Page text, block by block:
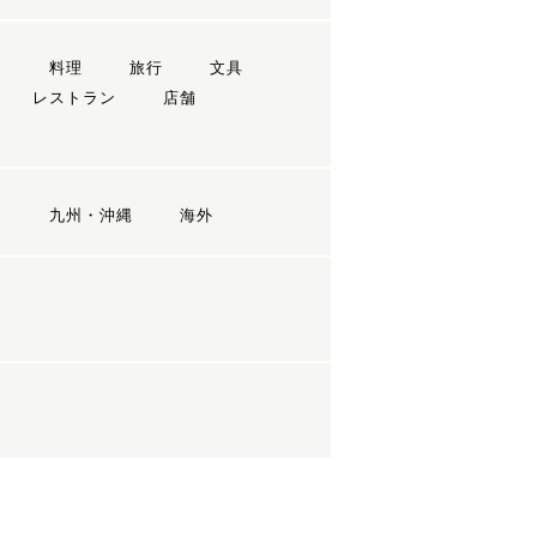
料理 旅行
文具
レストラン
店舗
九州・沖縄 海外